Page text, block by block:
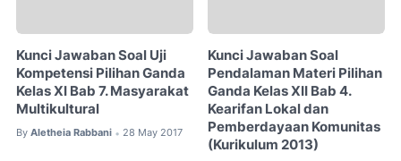
Kunci Jawaban Soal Uji
Kompetensi Pilihan Ganda
Kelas XI Bab 7. Masyarakat
Multikultural
By Aletheia Rabbani • 28 May 2017
Kunci Jawaban Soal
Pendalaman Materi Pilihan
Ganda Kelas XII Bab 4.
Kearifan Lokal dan
Pemberdayaan Komunitas
(Kurikulum 2013)